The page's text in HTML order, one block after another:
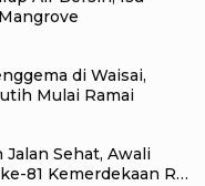
di Waisai,
Mulai Ramai
Sehat, Awali
81 Kemerdekaan RI